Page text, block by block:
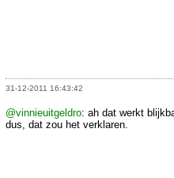
31-12-2011 16:43:42
@vinnieuitgeldro: ah dat werkt
dus, dat zou het verklaren.